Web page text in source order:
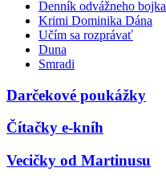
Denník odvážneho bojka
Krimi Dominika Dána
Učím sa rozprávať
Duna
Smradi
Darčekové poukážky
Čítačky e-kníh
Vecičky od Martinusu